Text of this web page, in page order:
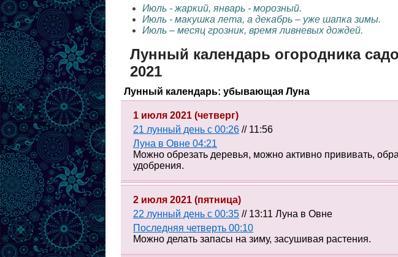
Июль - жаркий, январь - морозный.
Июль - макушка лета, а декабрь – уже шапка зимы.
Июль – месяц грозник, время ливневых дождей.
Лунный календарь огородника
2021
Лунный календарь: убывающая Луна
1 июля 2021 (четверг)
21 лунный день с 00:26 // 11:56
Луна в Овне 04:21
Можно обрезать деревья, можно активно прививать,
удобрения.
2 июля 2021 (пятница)
22 лунный день с 00:35 // 13:11 Луна в Овне
Последняя четверть 00:10
Можно делать запасы на зиму, засушивая растения.